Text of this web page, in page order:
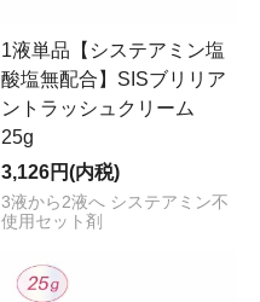
1液単品【システアミン塩
酸塩無配合】SISブリリア
ントラッシュクリーム
25g
3,126円(内税)
3液から2液へ システアミン不
使用セット剤